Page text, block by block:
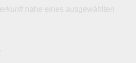
nahe eines ausgewählten